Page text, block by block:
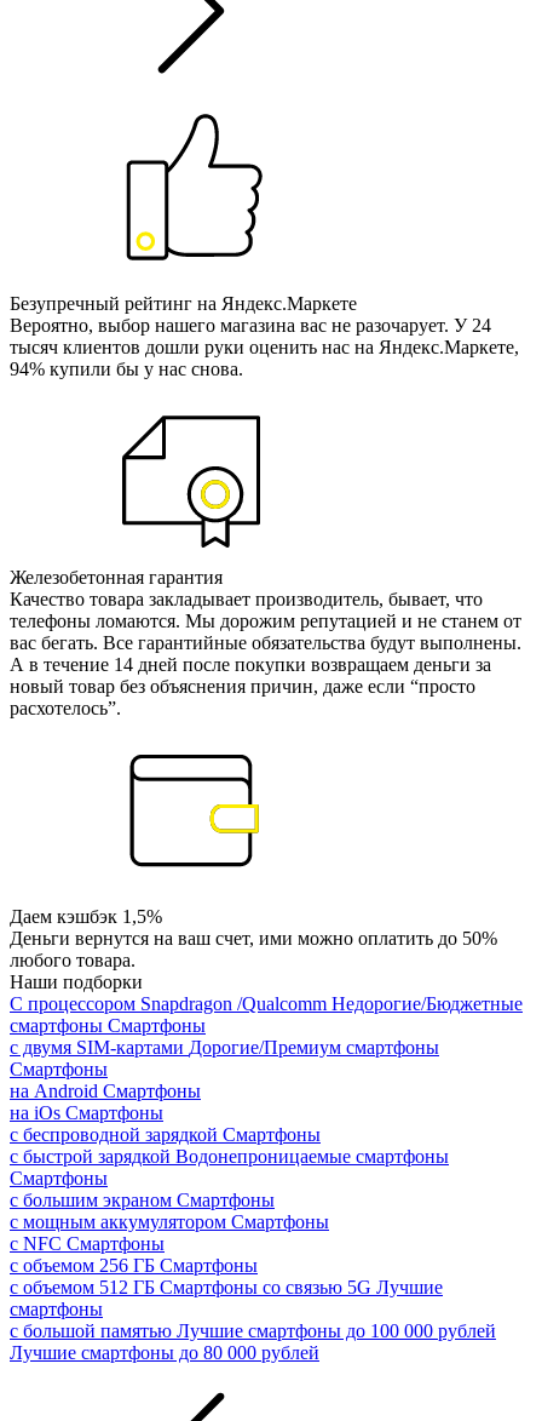
Безупречный рейтинг на Яндекс.Маркете
Вероятно, выбор нашего магазина вас не разочарует. У 24
тысяч клиентов дошли руки оценить нас на Яндекс.Маркете,
94% купили бы у нас снова.
Железобетонная гарантия
Качество товара закладывает производитель, бывает, что
телефоны ломаются. Мы дорожим репутацией и не станем от
вас бегать. Все гарантийные обязательства будут выполнены.
А в течение 14 дней после покупки возвращаем деньги за
новый товар без объяснения причин, даже если “просто
расхотелось”.
Даем кэшбэк 1,5%
Деньги вернутся на ваш счет, ими можно оплатить до 50%
любого товара.
Наши подборки
С процессором Snapdragon /Qualcomm Недорогие/Бюджетные
смартфоны Смартфоны
с двумя SIM-картами Дорогие/Премиум смартфоны
Смартфоны
на Android Смартфоны
на iOs Смартфоны
с беспроводной зарядкой Смартфоны
с быстрой зарядкой Водонепроницаемые смартфоны
Смартфоны
с большим экраном Смартфоны
с мощным аккумулятором Смартфоны
с NFC Смартфоны
с объемом 256 ГБ Смартфоны
с объемом 512 ГБ Смартфоны со связью 5G Лучшие
смартфоны
с большой памятью Лучшие смартфоны до 100 000 рублей
Лучшие смартфоны до 80 000 рублей